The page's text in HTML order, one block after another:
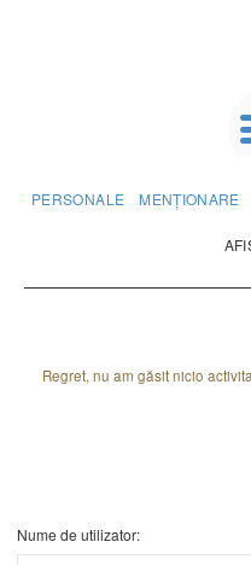
PERSONALE MENȚIONARE
Regret, nu am găsit nicio
Nume de utilizator: